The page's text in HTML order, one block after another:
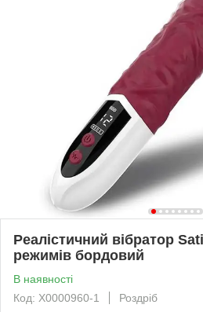
Реалістичний вібратор
режимів бордовий
В наявності
Код: X0000960-1
Роздріб